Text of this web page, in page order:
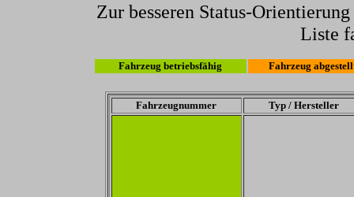
Zur besseren Status-
Liste
Fahrzeug betriebsfähig Fahrzeug
Fahrzeugnummer Typ / Hersteller